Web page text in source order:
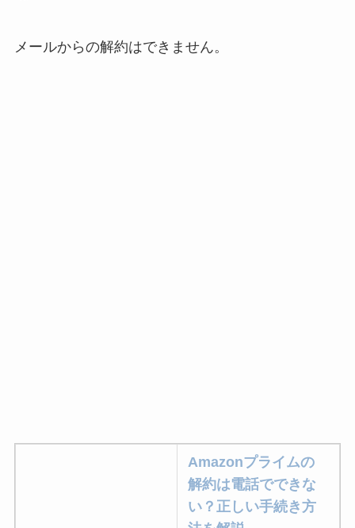
メールからの解約はできません。
Amazonプライムの
解約は電話でできな
い？正しい手続き方